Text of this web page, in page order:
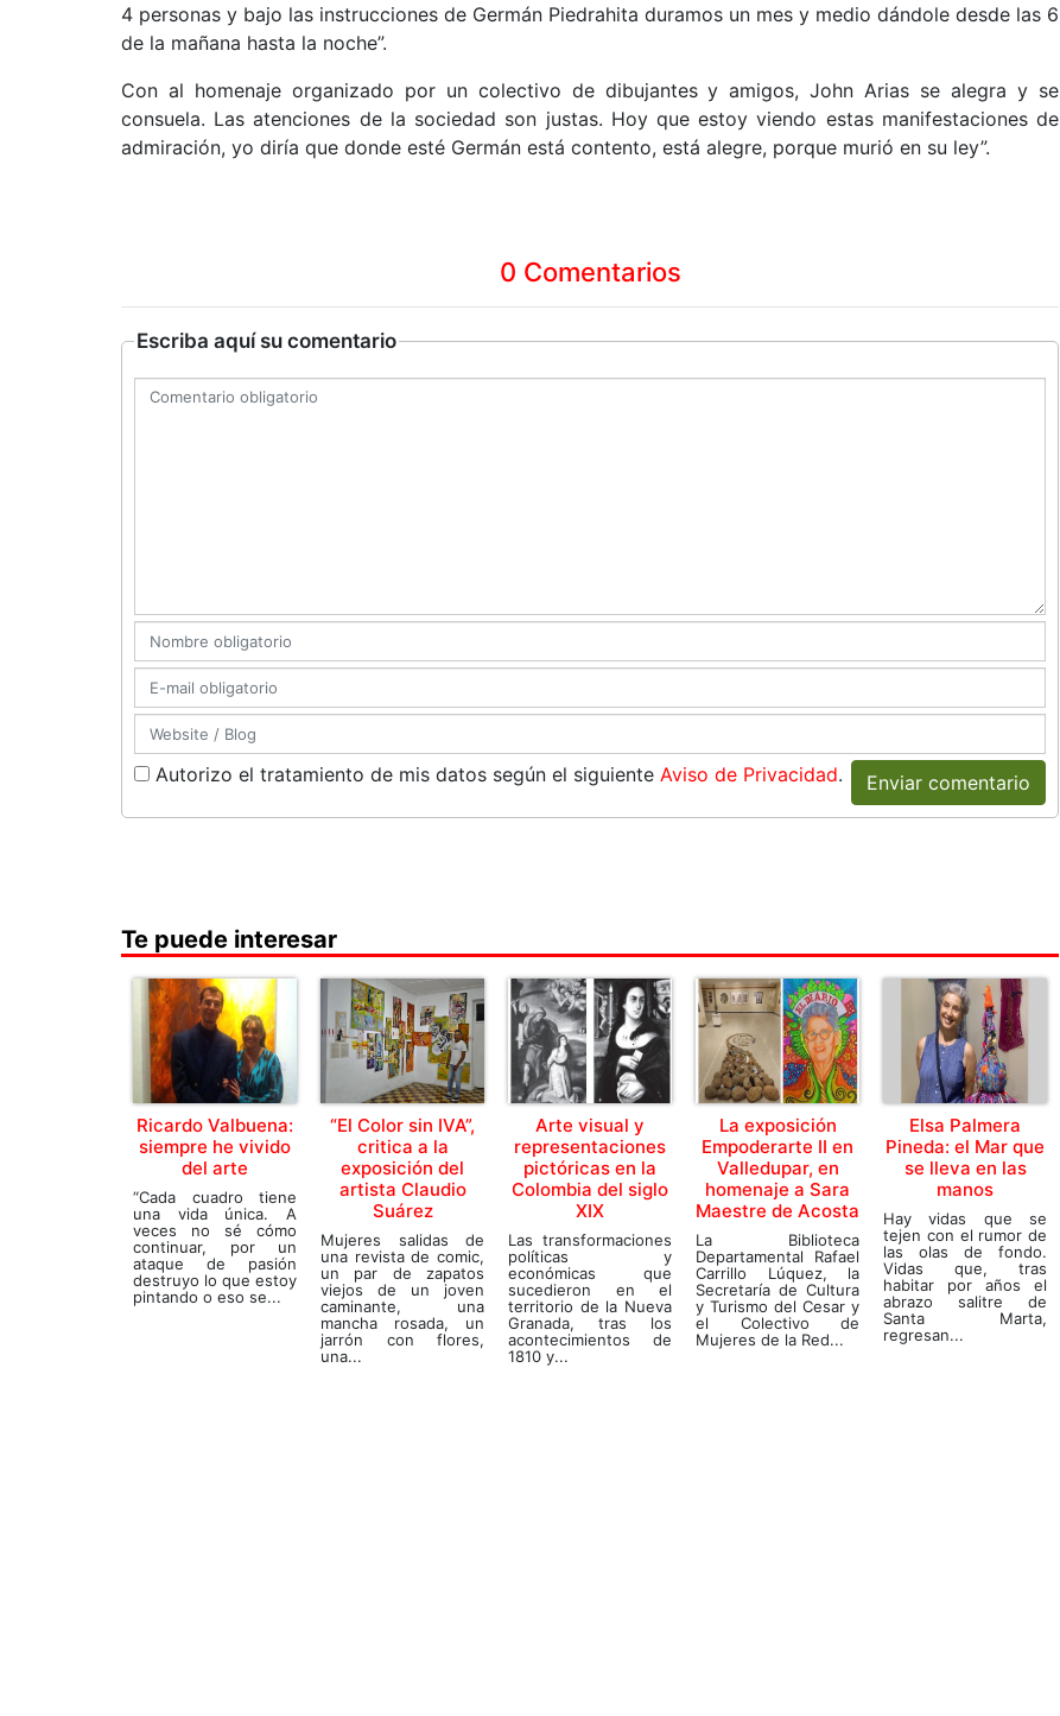
4 personas y bajo las instrucciones de Germán Piedrahita duramos un mes y medio dándole desde las 6
de la mañana hasta la noche”.
Con al homenaje organizado por un colectivo de dibujantes y amigos, John Arias se alegra y se
consuela. Las atenciones de la sociedad son justas. Hoy que estoy viendo estas manifestaciones de
admiración, yo diría que donde esté Germán está contento, está alegre, porque murió en su ley”.
0 Comentarios
Escriba aquí su comentario
Autorizo el tratamiento de mis datos según el siguiente Aviso de Privacidad. Enviar comentario
Te puede interesar
Ricardo Valbuena:
siempre he vivido
del arte
“Cada cuadro tiene
una vida única. A
veces no sé cómo
continuar, por un
ataque de pasión
destruyo lo que estoy
pintando o eso se...
“El Color sin IVA”,
critica a la
exposición del
artista Claudio
Suárez
Mujeres salidas de
una revista de comic,
un par de zapatos
viejos de un joven
caminante, una
mancha rosada, un
jarrón con flores,
una...
Arte visual y
representaciones
pictóricas en la
Colombia del siglo
XIX
Las transformaciones
políticas y
económicas que
sucedieron en el
territorio de la Nueva
Granada, tras los
acontecimientos de
1810 y...
La exposición
Empoderarte II en
Valledupar, en
homenaje a Sara
Maestre de Acosta
La Biblioteca
Departamental Rafael
Carrillo Lúquez, la
Secretaría de Cultura
y Turismo del Cesar y
el Colectivo de
Mujeres de la Red...
Elsa Palmera
Pineda: el Mar que
se lleva en las
manos
Hay vidas que se
tejen con el rumor de
las olas de fondo.
Vidas que, tras
habitar por años el
abrazo salitre de
Santa Marta,
regresan...